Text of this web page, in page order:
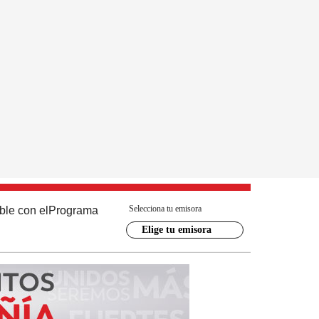
con el Programa Selecciona tu emisora
Elige tu emisora